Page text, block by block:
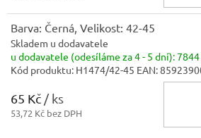
Barva: Černá, Velikost: 42-45
Skladem u dodavatele
u dodavatele (odesíláme za 4 - 5 dní):7844
Kód produktu: H1474/42-45 EAN:
65 Kč / ks
53,72 Kč bez DPH